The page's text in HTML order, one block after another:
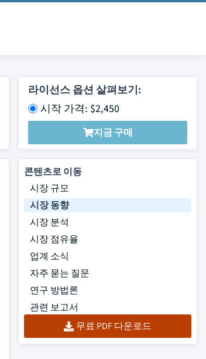
라이선스 옵션 살펴보기:
시작 가격: $2,450
지금 구매
콘텐츠로 이동
시장 규모
시장 동향
시장 분석
시장 점유율
업계 소식
자주 묻는 질문
연구 방법론
관련 보고서
무료 PDF 다운로드